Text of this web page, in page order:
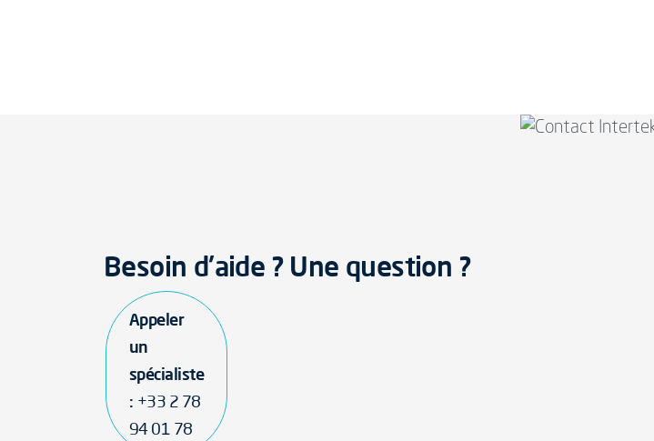
Besoin d'aide ? Une question ?
Appeler
un
spécialiste
: +33 2 78
94 01 78